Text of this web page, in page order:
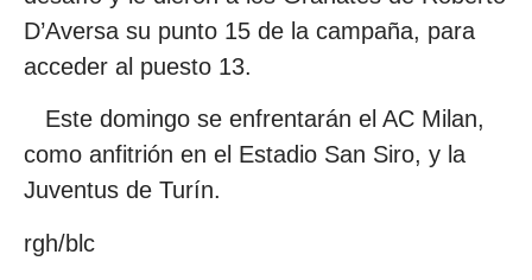
D’Aversa su punto 15 de la campaña, para
acceder al puesto 13.
Este domingo se enfrentarán el AC Milan,
como anfitrión en el Estadio San Siro, y la
Juventus de Turín.
rgh/blc